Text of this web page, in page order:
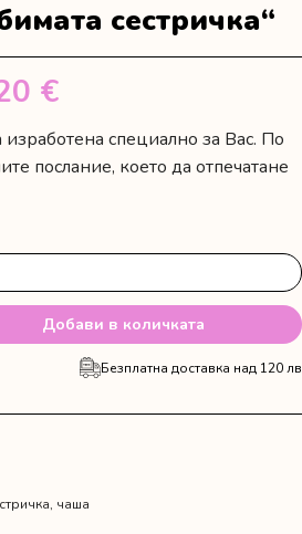
сестричка“
€
специално за Вас. По
послание, което да отпечатане
Добави в количката
Безплатна доставка над 120 лв
, чаша